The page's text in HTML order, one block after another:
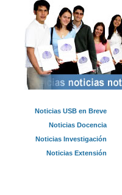
Noticias USB en Breve
Noticias Docencia
Noticias Investigación
Noticias Extensión